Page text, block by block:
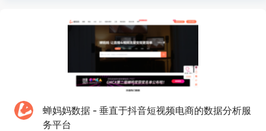
蝉妈妈数据 - 垂直于抖音短视频电商的数据分析服
务平台